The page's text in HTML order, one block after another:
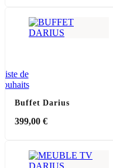
de
Buffet Darius
399,00 €